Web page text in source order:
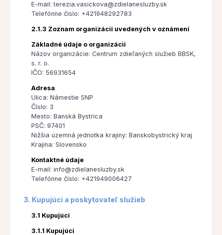
E-mail: terezia.vasickova@zdielanesluzby.sk
Telefónne číslo: +421948292783
2.1.3 Zoznam organizácii uvedených v oznámení
Základné údaje o organizácii
Názov organizácie: Centrum zdieľaných služieb BBSK,
s. r. o.
IČO: 56931654
Adresa
Ulica: Námestie SNP
Číslo: 3
Mesto: Banská Bystrica
PSČ: 97401
Nižšia územná jednotka krajiny: Banskobystrický kraj
Krajina: Slovensko
Kontaktné údaje
E-mail: info@zdielanesluzby.sk
Telefónne číslo: +421949006427
3. Kupujúci a poskytovateľ služieb
3.1 Kupujúci
3.1.1 Kupujúci